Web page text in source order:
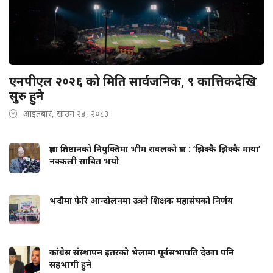
एनपीएल २०२६ को मिति सार्वजनिक, ९ कात्तिकदेखि
सुरु हुने
आइतबार, साउन २४, २०८३
प्रज्ञा प्रतिष्ठानको नियुक्तिमा भीम रावलको प्रश्न : ‘झिक्कै झिक्कै माया’
नक्कली साबित भयो
भदौमा फेरि आन्दोलनमा उत्रने शिक्षक महासंघको निर्णय
कांग्रेस संस्थापन इतरको भेलामा पूर्वसभापति देउवा पनि
सहभागी हुने